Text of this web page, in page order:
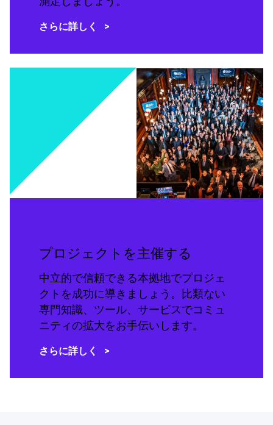
さらに詳しく
プロジェクトを主催する
中立的で信頼できる本拠地でプロジェ
クトを成功に導きましょう。比類ない
専門知識、ツール、サービスでコミュ
ニティの拡大をお手伝いします。
さらに詳しく